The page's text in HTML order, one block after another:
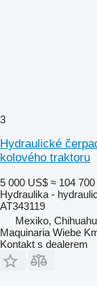
3
Hydraulické
kolového traktoru
5 000 US$ ≈ 104
Hydraulika -
AT343119
Mexiko,
Maquinaria Wiebe
Kontakt s dealerem